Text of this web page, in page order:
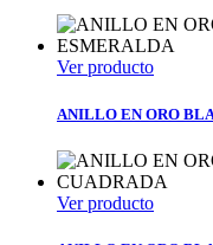
Ver producto
ANILLO EN ORO
Ver producto